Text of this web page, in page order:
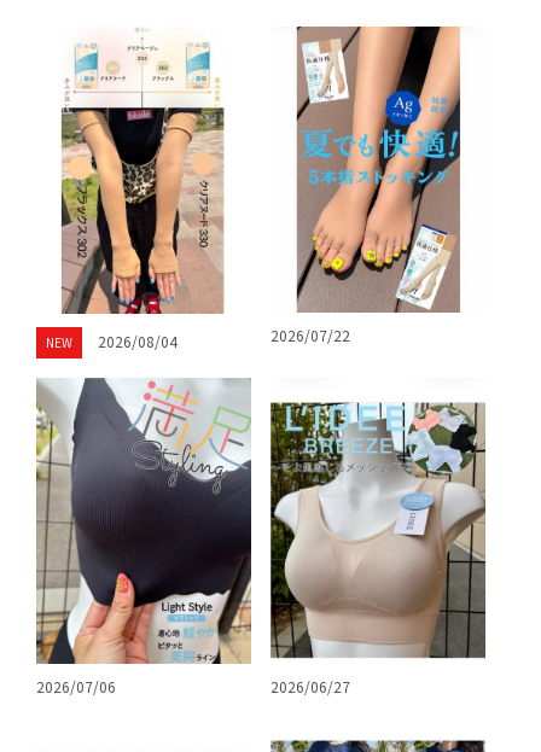
NEW 2026/08/04 2026/07/22
2026/07/06 2026/06/27